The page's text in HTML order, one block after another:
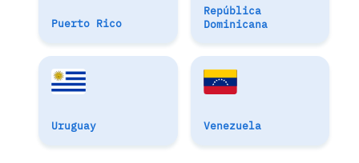
Puerto Rico
República
Dominicana
Uruguay Venezuela